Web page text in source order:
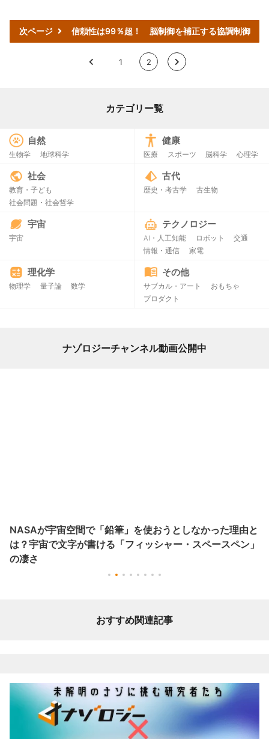
次ページ 信頼性は99％超！ 脳制御を補正する協調制御
< 1 2 >
カテゴリー覧
自然
生物学 地球科学
健康
医療 スポーツ 脳科学 心理学
社会
教育・子ども
社会問題・社会哲学
古代
歴史・考古学 古生物
宇宙
宇宙
テクノロジー
AI・人工知能 ロボット
交通
情報・通信
家電
理化学
物理学 量子論 数学
その他
サブカル・アート
おもちゃ
プロダクト
ナゾロジーチャンネル動画公開中
ジャンクフードに依存してしまう理由を解明！脳が神経回
路を変化させる
おすすめ関連記事